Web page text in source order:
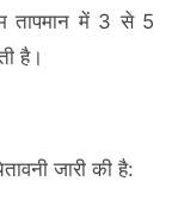
तापमान में 3 से 5
है।
जारी की है: